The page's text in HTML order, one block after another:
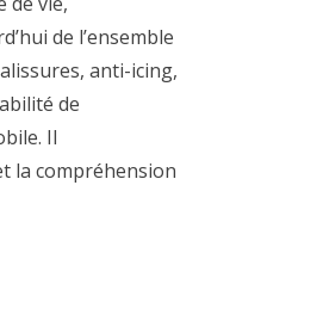
de l’ensemble
, anti-icing,
de
. Il
la compréhension